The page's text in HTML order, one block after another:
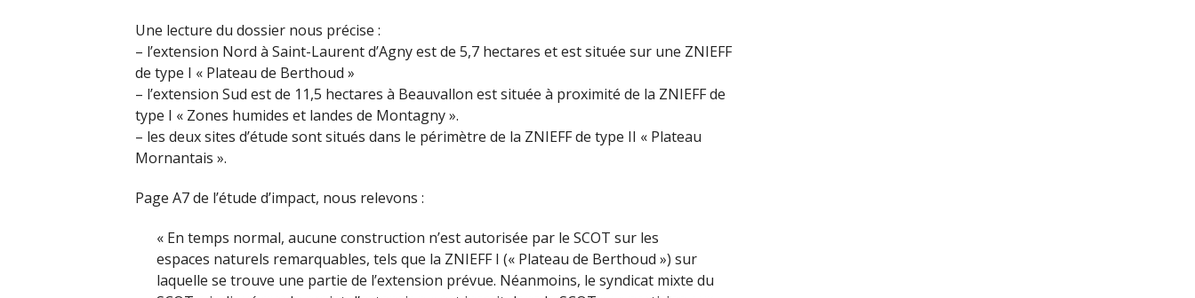
Une lecture du dossier nous précise :
– l’extension Nord à Saint-Laurent d’Agny est de 5,7 hectares et est située sur une ZNIEFF
de type I « Plateau de Berthoud »
– l’extension Sud est de 11,5 hectares à Beauvallon est située à proximité de la ZNIEFF de
type I « Zones humides et landes de Montagny ».
– les deux sites d’étude sont situés dans le périmètre de la ZNIEFF de type II « Plateau
Mornantais ».
Page A7 de l’étude d’impact, nous relevons :
« En temps normal, aucune construction n’est autorisée par le SCOT sur les
espaces naturels remarquables, tels que la ZNIEFF I (« Plateau de Berthoud ») sur
laquelle se trouve une partie de l’extension prévue. Néanmoins, le syndicat mixte du